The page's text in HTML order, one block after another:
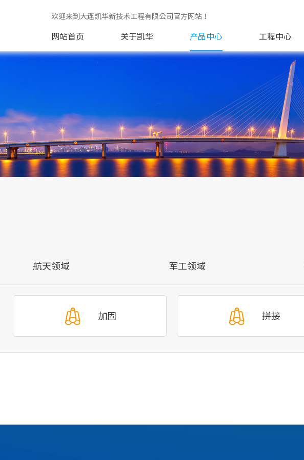
欢迎来到大连凯华新技术工程有限公司官方网站！
网站首页 关于凯华 产品中心 工程中心
航天领域 军工领域
加固 拼接